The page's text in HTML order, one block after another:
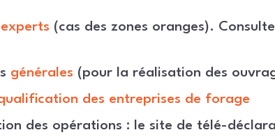
(cas des zones oranges).
générales (pour la réalisation des
des entreprises de forage
des opérations : le site de télé-